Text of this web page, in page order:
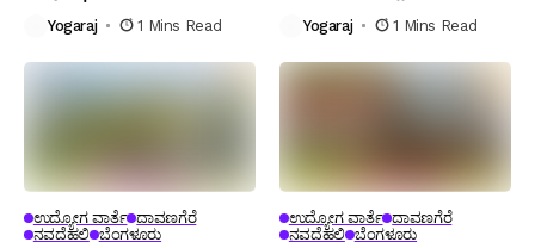
Yogaraj 1 Mins Read Yogaraj 1 Mins Read
ಉದ್ಯೋಗ ವಾರ್ತೆ ದಾವಣಗೆರೆ
ನವದೆಹಲಿ ಬೆಂಗಳೂರು
ಉದ್ಯೋಗ ವಾರ್ತೆ ದಾವಣಗೆರೆ
ನವದೆಹಲಿ ಬೆಂಗಳೂರು